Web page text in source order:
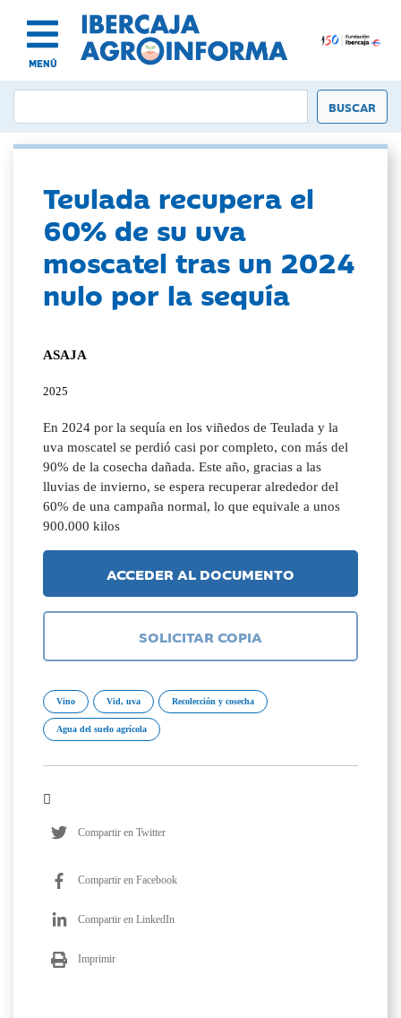
MENÚ
Teulada recupera el
60% de su uva
moscatel tras un 2024
nulo por la sequía
ASAJA
2025
En 2024 por la sequía en los viñedos de Teulada y la
uva moscatel se perdió casi por completo, con más del
90% de la cosecha dañada. Este año, gracias a las
lluvias de invierno, se espera recuperar alrededor del
60% de una campaña normal, lo que equivale a unos
900.000 kilos
ACCEDER AL DOCUMENTO
SOLICITAR COPIA
Vino Vid, uva Recolección y cosecha
Agua del suelo agrícola
Compartir en Twitter
Compartir en Facebook
Compartir en LinkedIn
Imprimir